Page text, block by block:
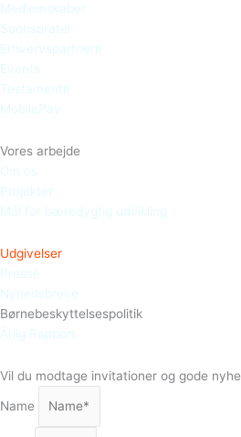
Medlemskaber
Sponsorater
Erhvervspartnere
Events
Testamente
MobilePay
Vores arbejde
Om os
Projekter
Mål for bæredygtig udvikling
Udgivelser
Presse
Nyhedsbreve
Børnebeskyttelsespolitik
Årlig Rapport
Vil du modtage invitationer og gode
Name